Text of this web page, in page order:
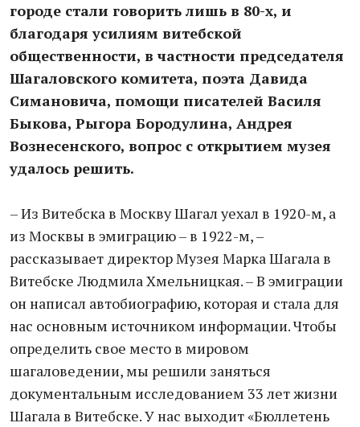
городе стали говорить лишь в 80-х, и
благодаря усилиям витебской
общественности, в частности председателя
Шагаловского комитета, поэта Давида
Симановича, помощи писателей Василя
Быкова, Рыгора Бородулина, Андрея
Вознесенского, вопрос с открытием музея
удалось решить.
– Из Витебска в Москву Шагал уехал в 1920-м, а
из Москвы в эмиграцию – в 1922-м, –
рассказывает директор Музея Марка Шагала в
Витебске Людмила Хмельницкая. – В эмиграции
он написал автобиографию, которая и стала для
нас основным источником информации. Чтобы
определить свое место в мировом
шагаловедении, мы решили заняться
документальным исследованием 33 лет жизни
Шагала в Витебске. У нас выходит «Бюллетень